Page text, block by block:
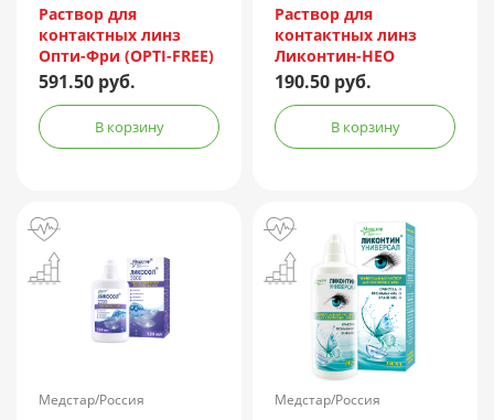
Раствор для
контактных линз
Опти-Фри (OPTI-FREE)
Express 355мл +
контейнер
591.50 руб.
В корзину
Раствор для
контактных линз
Ликонтин-НЕО
Мульти 60мл
190.50 руб.
В корзину
Медстар/Россия Медстар/Россия